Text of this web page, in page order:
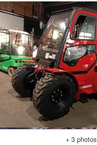
+ 3 photos